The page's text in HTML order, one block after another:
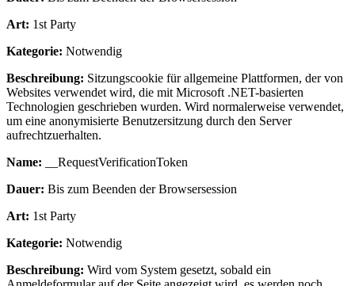
Art: 1st Party
Kategorie: Notwendig
Beschreibung: Sitzungscookie für allgemeine Plattformen, der von
Websites verwendet wird, die mit Microsoft .NET-basierten
Technologien geschrieben wurden. Wird normalerweise verwendet,
um eine anonymisierte Benutzersitzung durch den Server
aufrechtzuerhalten.
Name: __RequestVerificationToken
Dauer: Bis zum Beenden der Browsersession
Art: 1st Party
Kategorie: Notwendig
Beschreibung: Wird vom System gesetzt, sobald ein